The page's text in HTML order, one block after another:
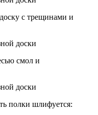
с трещинами и
смол и
полки шлифуется: